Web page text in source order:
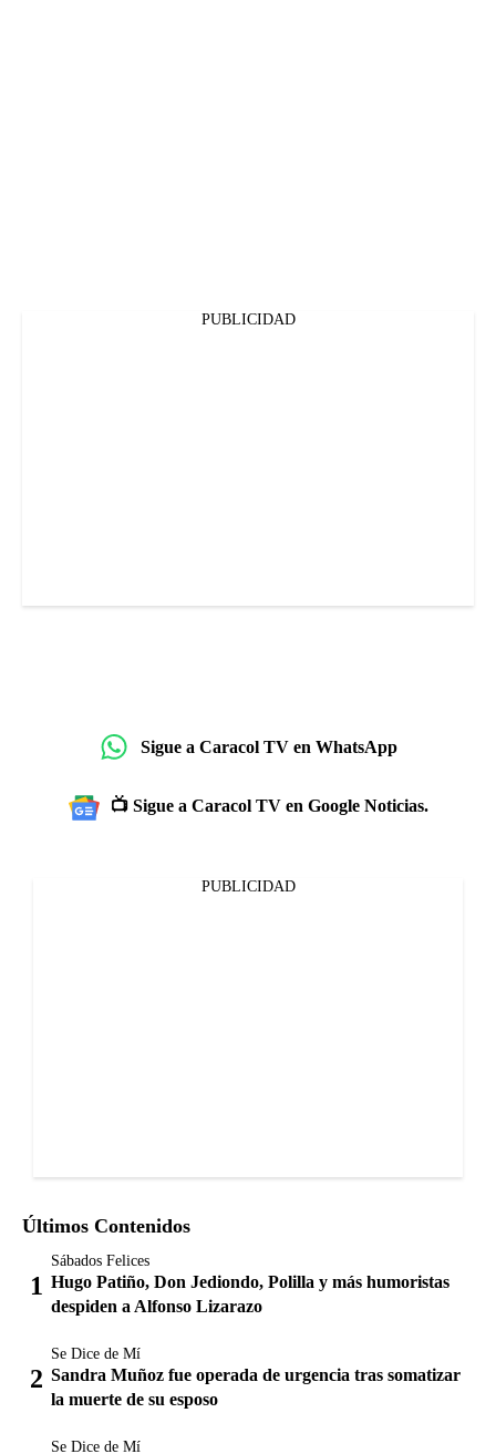
PUBLICIDAD
Sigue a Caracol TV en WhatsApp
📺 Sigue a Caracol TV en Google Noticias.
PUBLICIDAD
Últimos Contenidos
Sábados Felices
Hugo Patiño, Don Jediondo, Polilla y más humoristas
despiden a Alfonso Lizarazo
Se Dice de Mí
Sandra Muñoz fue operada de urgencia tras somatizar
la muerte de su esposo
Se Dice de Mí